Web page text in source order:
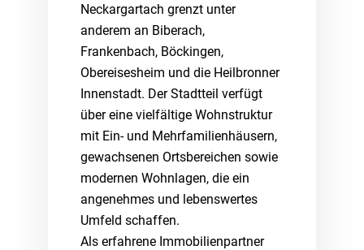
Neckargartach grenzt unter
anderem an Biberach,
Frankenbach, Böckingen,
Obereisesheim und die Heilbronner
Innenstadt. Der Stadtteil verfügt
über eine vielfältige Wohnstruktur
mit Ein- und Mehrfamilienhäusern,
gewachsenen Ortsbereichen sowie
modernen Wohnlagen, die ein
angenehmes und lebenswertes
Umfeld schaffen.
Als erfahrene Immobilienpartner